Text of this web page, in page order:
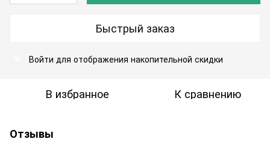
Быстрый заказ
Войти для отображения накопительной скидки
В избранное К сравнению
Отзывы